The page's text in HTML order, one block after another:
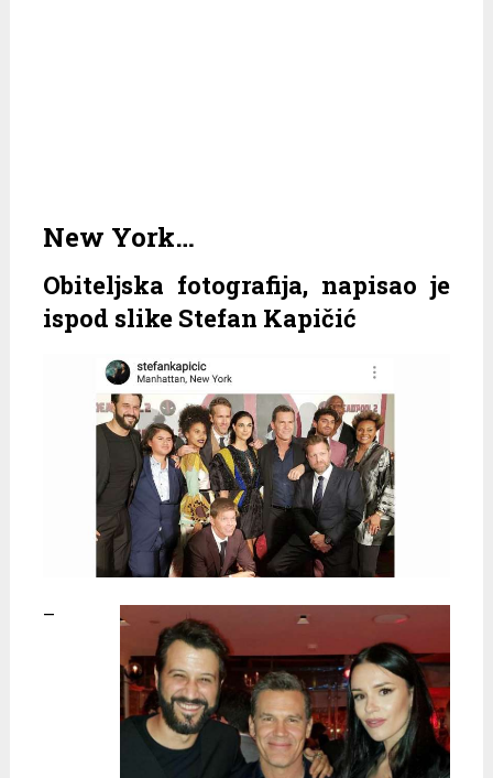
New York…
Obiteljska fotografija, napisao je
ispod slike Stefan Kapičić
–